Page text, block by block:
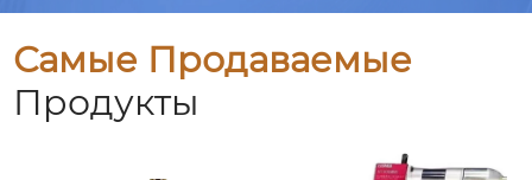
Самые Продаваемые
Продукты